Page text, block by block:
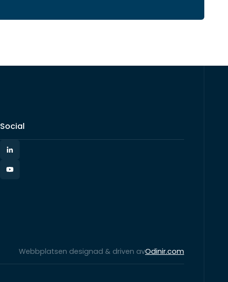
Social
Webbplatsen designad & driven avOdinir.com